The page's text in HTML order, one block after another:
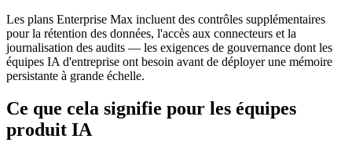
Les plans Enterprise Max incluent des contrôles supplémentaires
pour la rétention des données, l'accès aux connecteurs et la
journalisation des audits — les exigences de gouvernance dont les
équipes IA d'entreprise ont besoin avant de déployer une mémoire
persistante à grande échelle.
Ce que cela signifie pour les équipes
produit IA